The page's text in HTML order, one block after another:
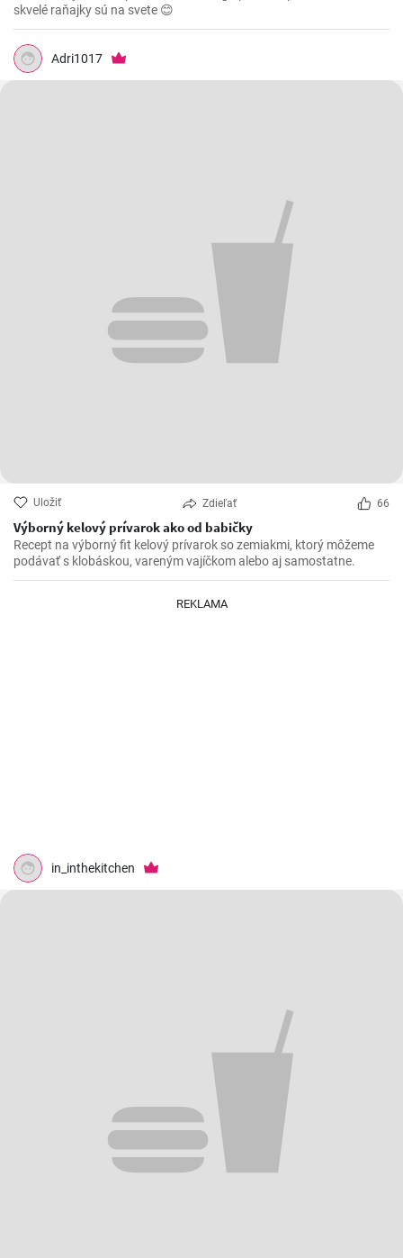
skvelé raňajky sú na svete 😊
Adri1017
Uložiť Zdieľať 66
Výborný kelový prívarok ako od babičky
Recept na výborný fit kelový prívarok so zemiakmi, ktorý môžeme
podávať s klobáskou, vareným vajíčkom alebo aj samostatne.
REKLAMA
in_inthekitchen